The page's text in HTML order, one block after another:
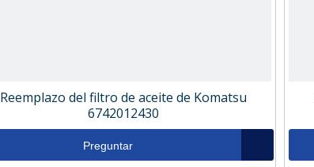
Reemplazo del filtro de aceite de Komatsu
6742012430
Preguntar